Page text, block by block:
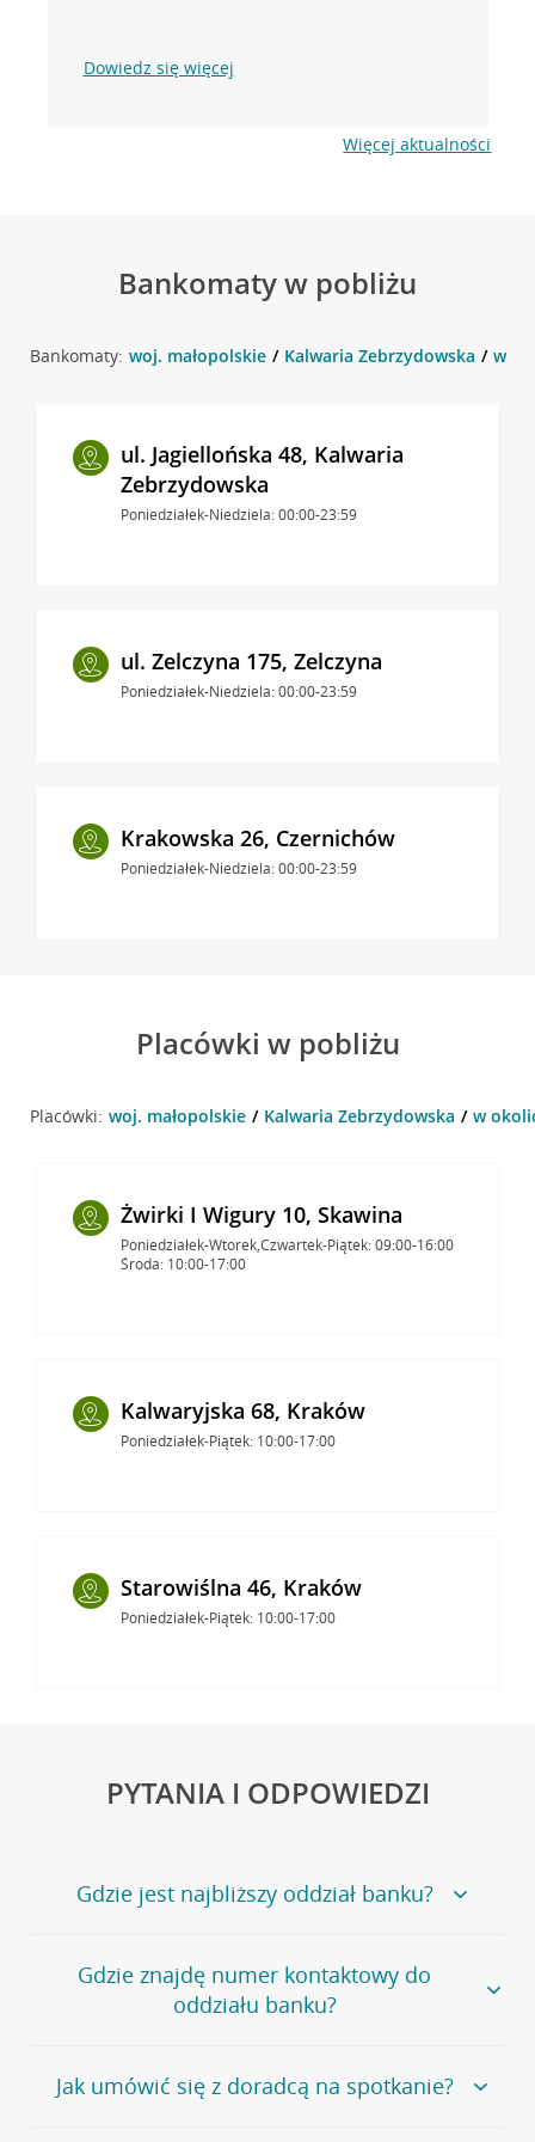
Dowiedz się więcej
Więcej aktualności
Bankomaty w pobliżu
Bankomaty: woj. małopolskie Kalwaria Zebrzydowska w
ul. Jagiellońska 48, Kalwaria
Zebrzydowska
Poniedziałek-Niedziela: 00:00-23:59
ul. Zelczyna 175, Zelczyna
Poniedziałek-Niedziela: 00:00-23:59
Krakowska 26, Czernichów
Poniedziałek-Niedziela: 00:00-23:59
Placówki w pobliżu
Placówki: woj. małopolskie Kalwaria Zebrzydowska w
Żwirki I Wigury 10, Skawina
Poniedziałek-Wtorek,Czwartek-Piątek: 09:00-16:00
Środa: 10:00-17:00
Kalwaryjska 68, Kraków
Poniedziałek-Piątek: 10:00-17:00
Starowiślna 46, Kraków
Poniedziałek-Piątek: 10:00-17:00
PYTANIA I ODPOWIEDZI
Gdzie jest najbliższy oddział banku?
Jeśli szukasz oddziału naszego banku, zapraszamy na
stronęPlacówki i bankomaty, na której znajduje się
wygodna wyszukiwarka.
oddziałów
Gdzie znajdę numer kontaktowy do
oddziału banku?
Bank Credit Agricole nie udostępnia ogólnego numeru
telefonu do placówki bankowej.
Jak umówić się z doradcą na spotkanie?